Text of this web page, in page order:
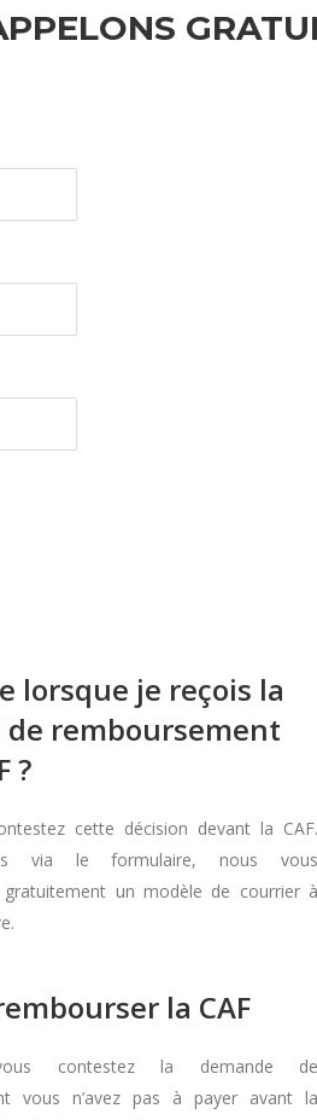
lorsque je reçois la
de remboursement
?
cette décision devant la CAF.
via le formulaire, nous vous
un modèle de courrier à
la CAF
contestez la demande de
vous n’avez pas à payer avant la